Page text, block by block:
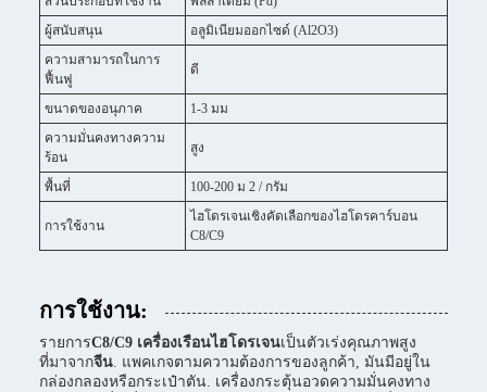
ผู้สนับสนุน
อลูมิเนียมออกไซด์ (Al2O3)
ความสามารถในการ
ฟื้นฟู
ดี
ขนาดของอนุภาค
1-3 มม
ความมั่นคงทางความ
ร้อน
สูง
พื้นที่ 100-200 ม 2 / กรัม
การใช้งาน
ไฮโดรเจนเชิงคัดเลือกของไฮโดรคาร์บอน
C8/C9
การใช้งาน:
รายการC8/C9 เครื่องเรือนไฮโดรเจนเป็นตัวเร่งคุณภาพสูง
ที่มาจากจีน. แพคเกจตามความต้องการของลูกค้า, มันมีอยู่ใน
กล่องกลองหรือกระเป๋าตัน. เครื่องกระตุ้นอวดความมั่นคงทาง